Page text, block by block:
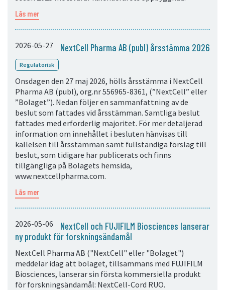
Läs mer
2026-05-27 NextCell Pharma AB (publ) årsstämma 2026
Regulatorisk
Onsdagen den 27 maj 2026, hölls årsstämma i NextCell
Pharma AB (publ), org.nr 556965-8361, (”NextCell” eller
”Bolaget”). Nedan följer en sammanfattning av de
beslut som fattades vid årsstämman. Samtliga beslut
fattades med erforderlig majoritet. För mer detaljerad
information om innehållet i besluten hänvisas till
kallelsen till årsstämman samt fullständiga förslag till
beslut, som tidigare har publicerats och finns
tillgängliga på Bolagets hemsida,
www.nextcellpharma.com.
Läs mer
2026-05-06
NextCell och FUJIFILM Biosciences lanserar
ny produkt för forskningsändamål
NextCell Pharma AB ("NextCell" eller "Bolaget")
meddelar idag att bolaget, tillsammans med FUJIFILM
Biosciences, lanserar sin första kommersiella produkt
för forskningsändamål: NextCell-Cord RUO.